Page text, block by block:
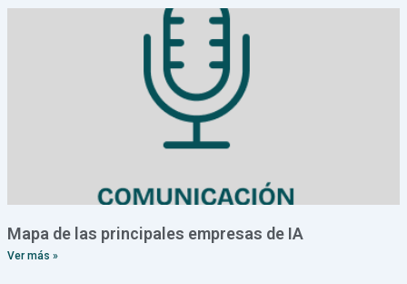
Mapa de las principales empresas de IA
Ver más »